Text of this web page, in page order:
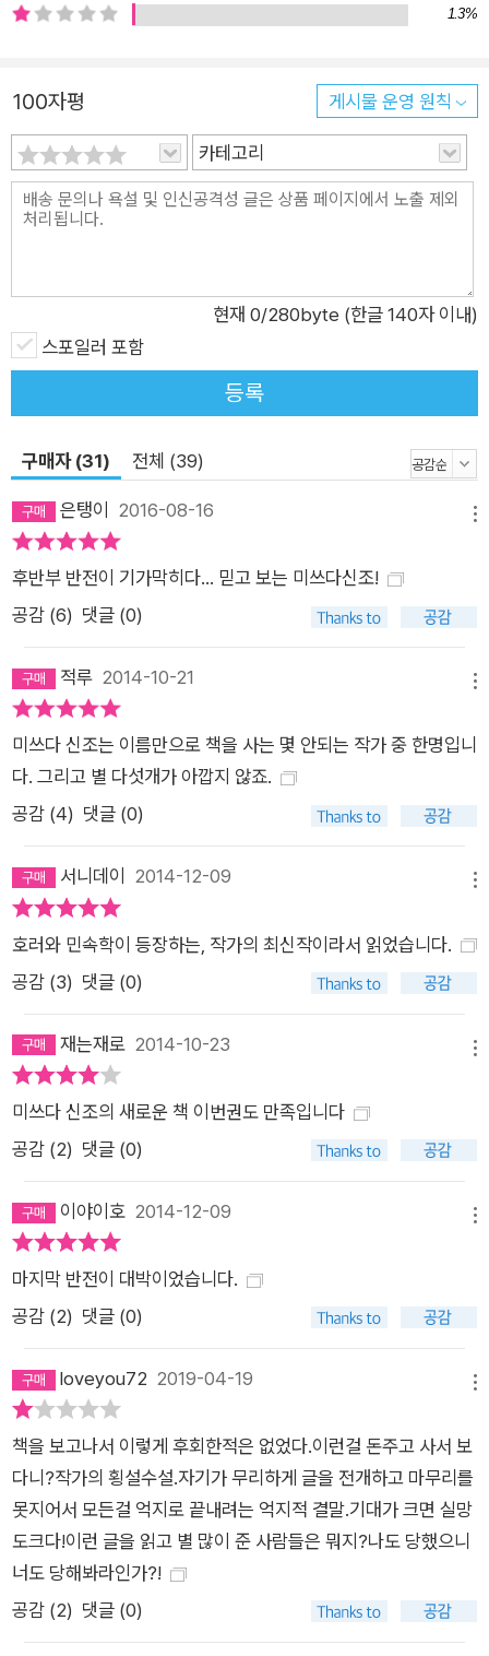
린 듯 그들을 따라나선 카즈요는 지도에도 없는 이상한 장소를 다
찾아 나선다. 우여곡절 끝에 그들 앞에 나타난 황폐한 마을에서
무시무시한 체험을 한 시게루 일행에게 실제 죽음이 닥쳐오는
데……. 저주 어린 한 가문의 몰락 이야기가 담긴 비밀의 대학노트
<종말 저택의 흉사> 쇼와시대 초기. 당시 대학생이었던 민속학
자 아이자와는 대학 친구인 사야오토시로부터 자신의 집안에 ‘노
문하기 위해, 그리고 ‘노조키메’라는 괴이한 존재에 대한 흥미 때
문에 아이자와는 그의 본가를 찾아간다. 마을에 들어서기 전부터
느껴지는 기분 나쁜 예감, 마을 주민들의 공포에 찬 태도를 애써
무시하고 사야오토시의 본가 ‘종말 저택’이 있는 마을에 들어선
맞닥뜨린다. 그리고 장례식 행렬을 뒤따르는 소녀에게 의문의 시
묘한 융합, 그 매력적인 혼돈의 세계에 흠뻑 취하라! 소설 속에서
두 가지 공포체험담을 연결하는 주인공 ‘나’는 두말 할 것 없이 미
쓰다 신조 자신을 투영한 존재다. 주인공이 썼다는 소설의 제목
역시 실제 미쓰다 신조의 작품이고, 소설 소재를 구하는 방법이나
서술 방식 역시 동일하다. 미쓰다 신조는 《노조키메》를 통해 실
제 사실과 허구, 괴담과 공포를 절묘하게 융합하여 자신만의 작품
세계를 완성하였다. ‘아, 무서웠다…….’ 그렇게 말할 수 있으면 그
것으로 만족한다. 그 이야기에 대한 해석 따윈 조금도 원하지 않
는다. 하물며 ‘사실은 이런 인과응보가 있어서’ 라는 식의 설명 따
윈 전혀 필요 없다. 괴이한 일은 어디까지나 영문을 알 수 없는 것
으로서 그 상태 그대로 존재하는 것이 바람직하다. (본문 17쪽 중
에서) 특히 잔인한 묘사나 과장된 연출 없이도 극단의 공포를 표
현하는 작가의 솜씨에는 절로 감탄사가 나온다. 괴이한 존재를 그
저 막연하게 표현하지 않고 이성적인 추리를 통해 실제 사실처럼
접근하면서도, 일반적인 미스터리가 가진 사건 해결을 통한 닫힌
말을 이끌어내는 작가의 표현력은 《노조키메》 속에서 그 완성을
보여준다. 다양한 소재를 자유자재로 주무르면서 더불어 특유의
자를 ‘미쓰다 월드’라는 마성의 세계로 이끄는 초대장 역할을 한
다. ‘미쓰다 월드’에 초대된 한 사람의 독자로서 이 마성의 작가가
기다려본다.
1.3%
100자평 게시물 운영 원칙
카테고리
현재 0/280byte (한글 140자 이내)
스포일러 포함
등록
구매자 (31) 전체 (39)
은탱이 2016-08-16
후반부 반전이 기가막히다... 믿고 보는 미쓰다신조!
공감 (6) 댓글 (0)
적루 2014-10-21
미쓰다 신조는 이름만으로 책을 사는 몇 안되는 작가 중 한명입니
다. 그리고 별 다섯개가 아깝지 않죠.
공감 (4) 댓글 (0)
서니데이 2014-12-09
호러와 민속학이 등장하는, 작가의 최신작이라서 읽었습니다.
공감 (3) 댓글 (0)
재는재로 2014-10-23
미쓰다 신조의 새로운 책 이번권도 만족입니다
공감 (2) 댓글 (0)
이야이호 2014-12-09
마지막 반전이 대박이었습니다.
공감 (2) 댓글 (0)
loveyou72 2019-04-19
책을 보고나서 이렇게 후회한적은 없었다.이런걸 돈주고 사서 보
다니?작가의 횡설수설.자기가 무리하게 글을 전개하고 마무리를
못지어서 모든걸 억지로 끝내려는 억지적 결말.기대가 크면 실망
도크다!이런 글을 읽고 별 많이 준 사람들은 뭐지?나도 당했으니
너도 당해봐라인가?!
공감 (2) 댓글 (0)